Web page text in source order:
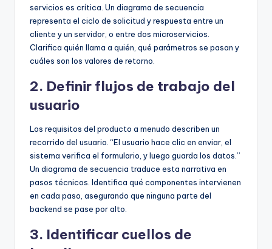
servicios es crítica. Un diagrama de secuencia
representa el ciclo de solicitud y respuesta entre un
cliente y un servidor, o entre dos microservicios.
Clarifica quién llama a quién, qué parámetros se pasan y
cuáles son los valores de retorno.
2. Definir flujos de trabajo del
usuario
Los requisitos del producto a menudo describen un
recorrido del usuario. “El usuario hace clic en enviar, el
sistema verifica el formulario, y luego guarda los datos.”
Un diagrama de secuencia traduce esta narrativa en
pasos técnicos. Identifica qué componentes intervienen
en cada paso, asegurando que ninguna parte del
backend se pase por alto.
3. Identificar cuellos de